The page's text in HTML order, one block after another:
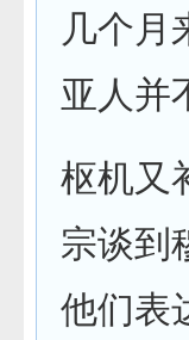
几个月
亚人并
枢机又
宗谈到
他们表